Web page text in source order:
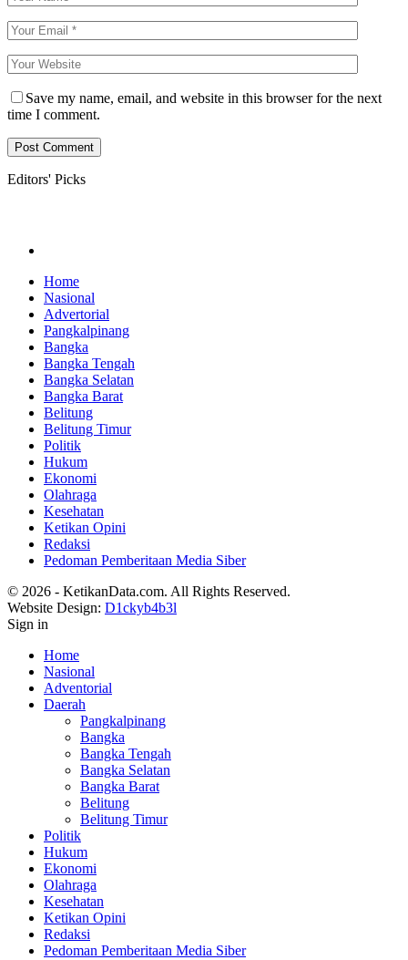
Save my name, email, and website in this browser for the next
time I comment.
Editors' Picks
Home
Nasional
Advertorial
Pangkalpinang
Bangka
Bangka Tengah
Bangka Selatan
Bangka Barat
Belitung
Belitung Timur
Politik
Hukum
Ekonomi
Olahraga
Kesehatan
Ketikan Opini
Redaksi
Pedoman Pemberitaan Media Siber
© 2026 - KetikanData.com. All Rights Reserved.
Website Design: D1ckyb4b3l
Sign in
Home
Nasional
Adventorial
Daerah
Pangkalpinang
Bangka
Bangka Tengah
Bangka Selatan
Bangka Barat
Belitung
Belitung Timur
Politik
Hukum
Ekonomi
Olahraga
Kesehatan
Ketikan Opini
Redaksi
Pedoman Pemberitaan Media Siber